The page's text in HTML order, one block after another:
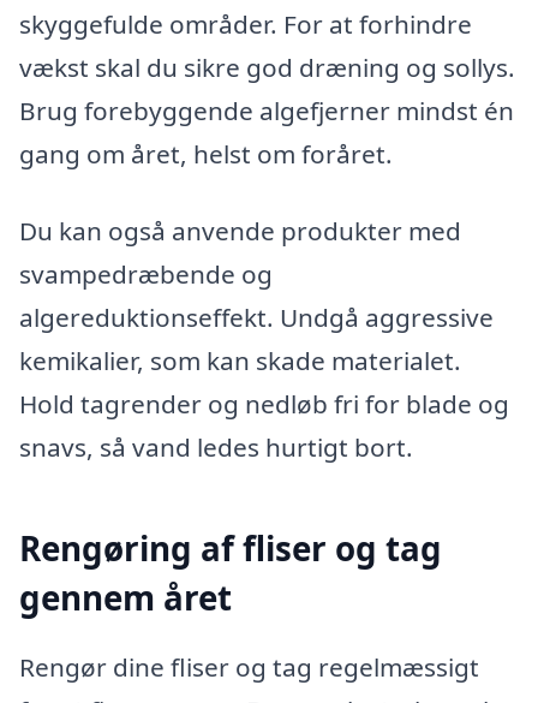
skyggefulde områder. For at forhindre
vækst skal du sikre god dræning og sollys.
Brug forebyggende algefjerner mindst én
gang om året, helst om foråret.
Du kan også anvende produkter med
svampedræbende og
algereduktionseffekt. Undgå aggressive
kemikalier, som kan skade materialet.
Hold tagrender og nedløb fri for blade og
snavs, så vand ledes hurtigt bort.
Rengøring af fliser og tag
gennem året
Rengør dine fliser og tag regelmæssigt